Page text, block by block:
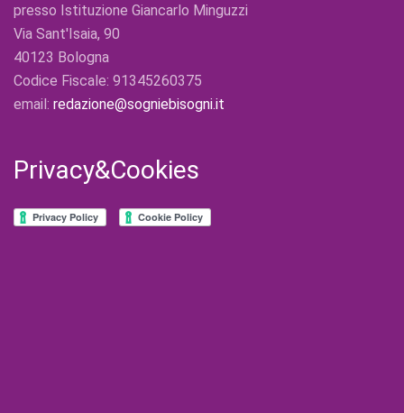
presso Istituzione Giancarlo Minguzzi
Via Sant'Isaia, 90
40123 Bologna
Codice Fiscale: 91345260375
email: redazione@sogniebisogni.it
Privacy&Cookies